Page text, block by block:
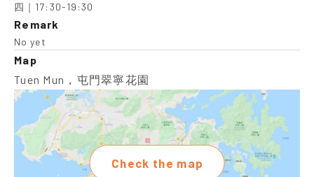
四｜17:30-19:30
Remark
No yet
Map
Tuen Mun，屯門翠寧花園
Check the map